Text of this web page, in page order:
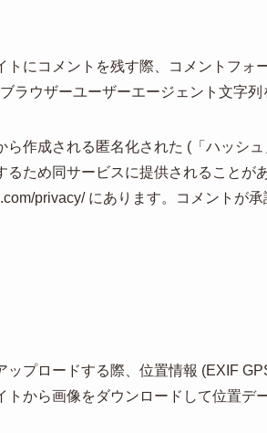
トにコメントを残す際、コメントフォ
ラウザーユーザーエージェント文字列
ら作成される匿名化された (「ハッシ
るため同サービスに提供されることが
privacy/ にあります。コメントが
ップロードする際、位置情報 (EXIF
トから画像をダウンロードして位置デ